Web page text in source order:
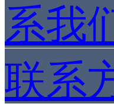
系我
联系